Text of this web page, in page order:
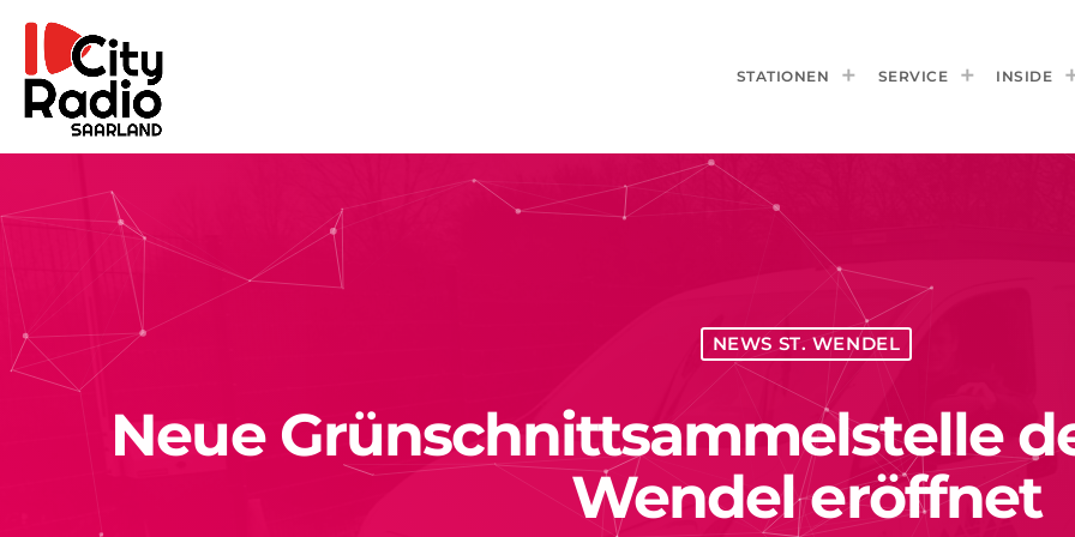
STATIONEN SERVICE INSIDE
NEWS ST. WENDEL
Neue Grünschnittsammelstelle
Wendel eröffnet